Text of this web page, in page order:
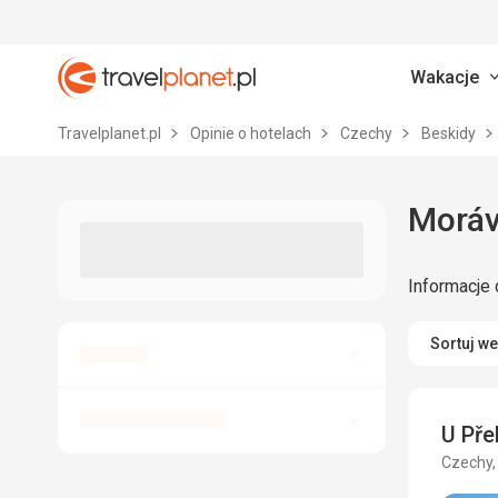
Travelplanet.pl
Wakacje
Travelplanet.pl Opinie o hotelach Czechy Beskidy
Sortuj
U